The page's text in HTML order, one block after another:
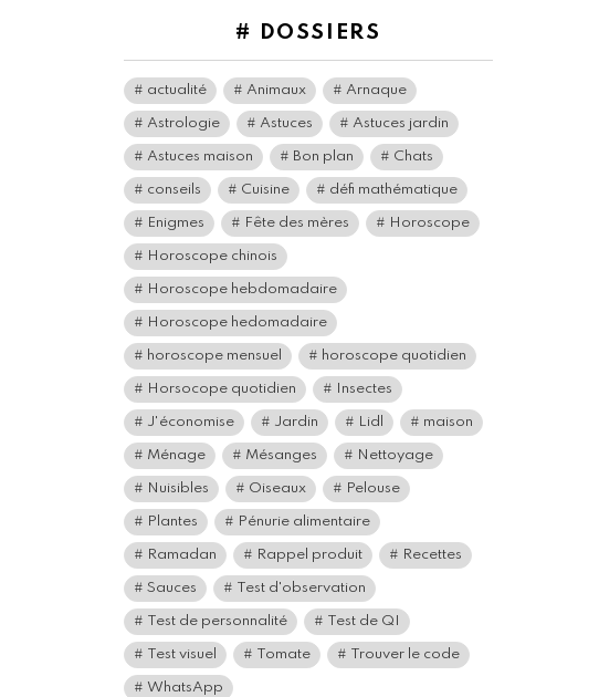
# DOSSIERS
actualité Animaux Arnaque
Astrologie Astuces Astuces jardin
Astuces maison Bon plan Chats
conseils Cuisine défi mathématique
Enigmes Fête des mères Horoscope
Horoscope chinois
Horoscope hebdomadaire
Horoscope hedomadaire
horoscope mensuel horoscope quotidien
Horsocope quotidien Insectes
J'économise Jardin Lidl maison
Ménage Mésanges Nettoyage
Nuisibles Oiseaux Pelouse
Plantes Pénurie alimentaire
Ramadan Rappel produit Recettes
Sauces Test d'observation
Test de personnalité Test de QI
Test visuel Tomate Trouver le code
WhatsApp